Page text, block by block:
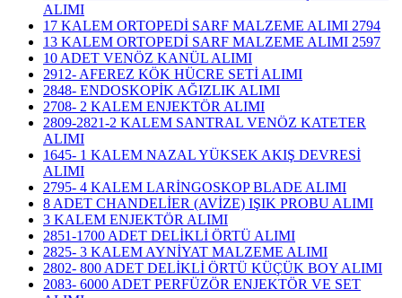
ALIMI
17 KALEM ORTOPEDİ SARF MALZEME ALIMI 2794
13 KALEM ORTOPEDİ SARF MALZEME ALIMI 2597
10 ADET VENÖZ KANÜL ALIMI
2912- AFEREZ KÖK HÜCRE SETİ ALIMI
2848- ENDOSKOPİK AĞIZLIK ALIMI
2708- 2 KALEM ENJEKTÖR ALIMI
2809-2821-2 KALEM SANTRAL VENÖZ KATETER
ALIMI
1645- 1 KALEM NAZAL YÜKSEK AKIŞ DEVRESİ
ALIMI
2795- 4 KALEM LARİNGOSKOP BLADE ALIMI
8 ADET CHANDELİER (AVİZE) IŞIK PROBU ALIMI
3 KALEM ENJEKTÖR ALIMI
2851-1700 ADET DELİKLİ ÖRTÜ ALIMI
2825- 3 KALEM AYNİYAT MALZEME ALIMI
2802- 800 ADET DELİKLİ ÖRTÜ KÜÇÜK BOY ALIMI
2083- 6000 ADET PERFÜZÖR ENJEKTÖR VE SET